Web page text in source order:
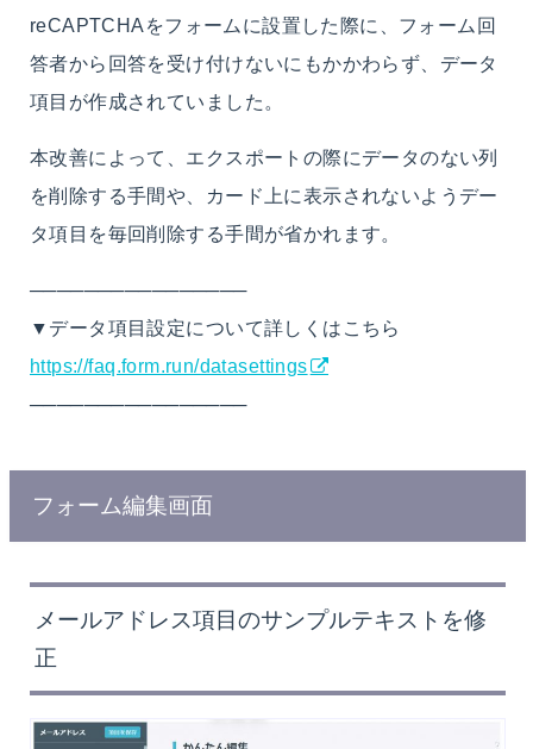
reCAPTCHAをフォームに設置した際に、フォーム回
答者から回答を受け付けないにもかかわらず、データ
項目が作成されていました。
本改善によって、エクスポートの際にデータのない列
を削除する手間や、カード上に表示されないようデー
タ項目を毎回削除する手間が省かれます。
────────────────
▼データ項目設定について詳しくはこちら
https://faq.form.run/datasettings
────────────────
フォーム編集画面
メールアドレス項目のサンプルテキストを修
正